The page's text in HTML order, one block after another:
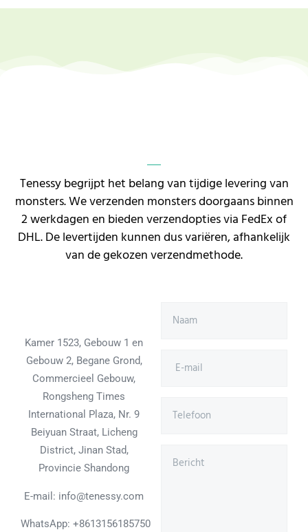
Tenessy begrijpt het belang van tijdige levering van
monsters. We verzenden monsters doorgaans binnen
2 werkdagen en bieden verzendopties via FedEx of
DHL. De levertijden kunnen dus variëren, afhankelijk
van de gekozen verzendmethode.
Kamer 1523, Gebouw 1 en
Gebouw 2, Begane Grond,
Commercieel Gebouw,
Rongsheng Times
International Plaza, Nr. 9
Beiyuan Straat, Licheng
District, Jinan Stad,
Provincie Shandong
E-mail: info@tenessy.com
WhatsApp: +8613156185750